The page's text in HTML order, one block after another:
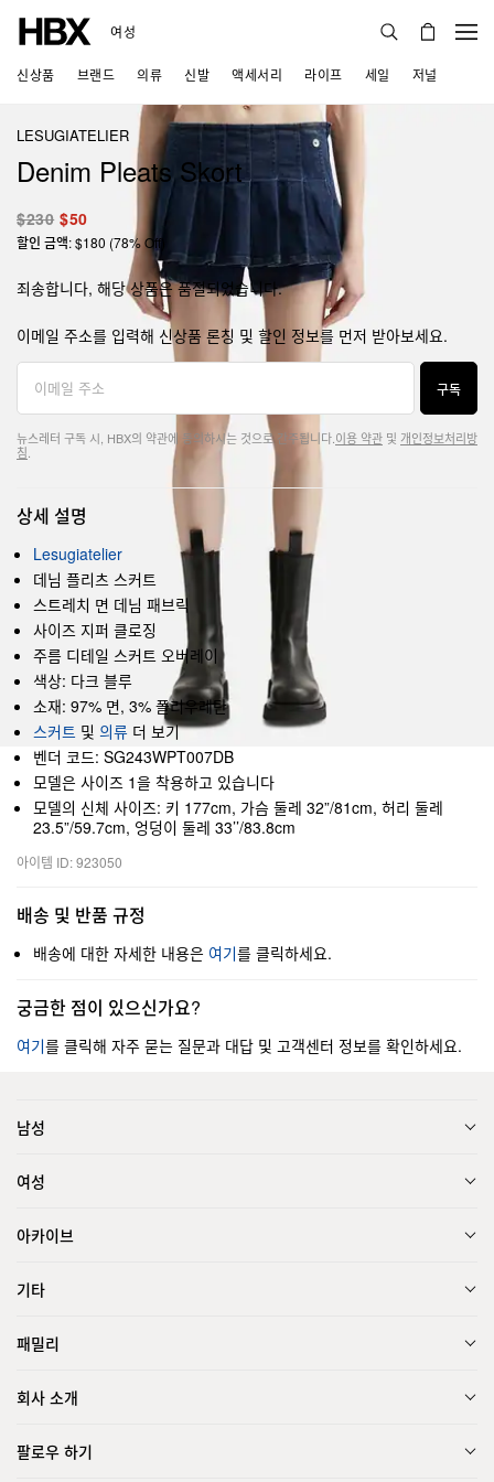
여성
신상품 브랜드 의류 신발 액세서리 라이프 세일 저널
LESUGIATELIER
Denim Pleats Skort
$230 $50
할인 금액: $180 (78% Off)
죄송합니다, 해당 상품은 품절되었습니다.
이메일 주소를 입력해 신상품 론칭 및 할인 정보를 먼저 받아보세요.
구독
뉴스레터 구독 시, HBX의 약관에 동의하시는 것으로 간주됩니다. 이용 약관 및 개인정보처리방
침
상세 설명
Lesugiatelier
데님 플리츠 스커트
스트레치 면 데님 패브릭
사이즈 지퍼 클로징
주름 디테일 스커트 오버레이
색상: 다크 블루
소재: 97% 면, 3% 폴리우레탄
스커트 및 의류 더 보기
벤더 코드: SG243WPT007DB
모델은 사이즈 1을 착용하고 있습니다
모델의 신체 사이즈: 키 177cm, 가슴 둘레 32”/81cm, 허리 둘레
23.5”/59.7cm, 엉덩이 둘레 33’’/83.8cm
아이템 ID: 923050
배송 및 반품 규정
배송에 대한 자세한 내용은 여기를 클릭하세요.
궁금한 점이 있으신가요?
여기를 클릭해 자주 묻는 질문과 대답 및 고객센터 정보를 확인하세요.
남성
여성
아카이브
기타
패밀리
회사 소개
팔로우 하기